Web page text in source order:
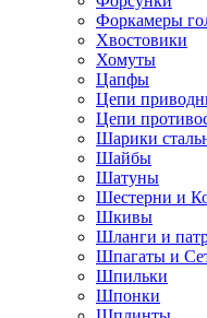
Форкамеры
Хвостовики
Хомуты
Цапфы
Цепи
Цепи
Шарики
Шайбы
Шатуны
Шестерни и
Шкивы
Шланги и
Шпагаты и
Шпильки
Шпонки